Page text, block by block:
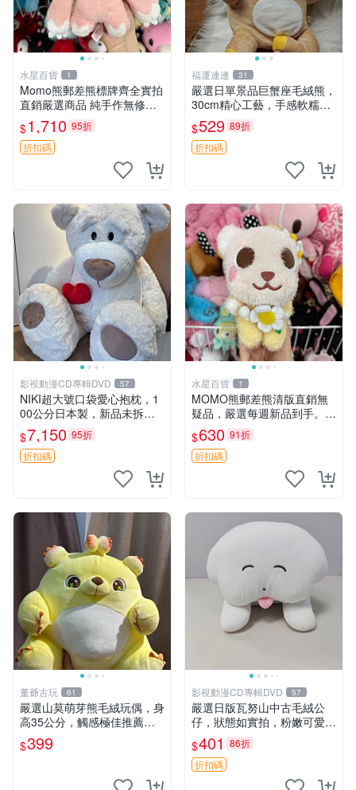
水星百貨 1
Momo熊郵差熊標牌齊全實拍
直銷嚴選商品 純手作無修圖
可收藏 郵差熊 Momo熊 標牌
商品
$1,710 95折
折扣碼
福運連連 31
嚴選日單景品巨蟹座毛絨熊，
30cm精心工藝，手感軟糯推
薦收藏送人 巨蟹座 毛絨玩具
精緻做工
$529 89折
折扣碼
影視動漫CD專輯DVD 57
NIKI超大號口袋愛心抱枕，1
00公分日本製，新品未拆封
胖嘟嘟收藏推薦 愛心抱枕 日
本 抱枕
$7,150 95折
折扣碼
水星百貨 1
MOMO熊郵差熊清版直銷無
疑品，嚴選每週新品到手。紅
薯啵啵鮮果間 郵差熊 清版 紅
薯啵啵間
$630 91折
折扣碼
董爺古玩 61
嚴選山莫萌芽熊毛絨玩偶，身
高35公分，觸感極佳推薦收
藏 萌芽熊 毛絨玩偶 串珠玩偶
$399
影視動漫CD專輯DVD 57
嚴選日版瓦努山中古毛絨公
仔，狀態如實拍，粉嫩可愛粉
絲必備。中古珍藏保管精細，
紙箱氣泡膜包裝妥帖送達。
中古玩偶 玩具 毛絨公仔
$401 86折
折扣碼